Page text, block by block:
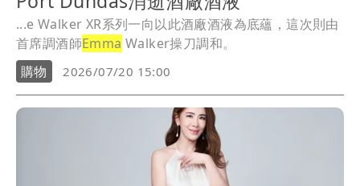
...e Walker XR系列一向以此酒廠酒液為底蘊，這次則由
首席調酒師Emma Walker操刀調和。
購物
2026/07/20 15:00